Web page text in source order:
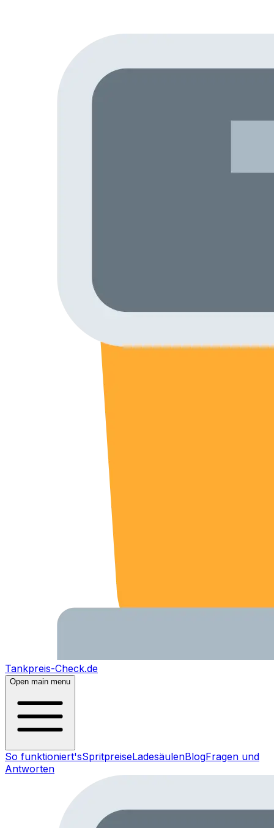
Tankpreis-Check.de
Open main menu
So funktioniert'sSpritpreiseLadesäulenBlogFragen und
Antworten